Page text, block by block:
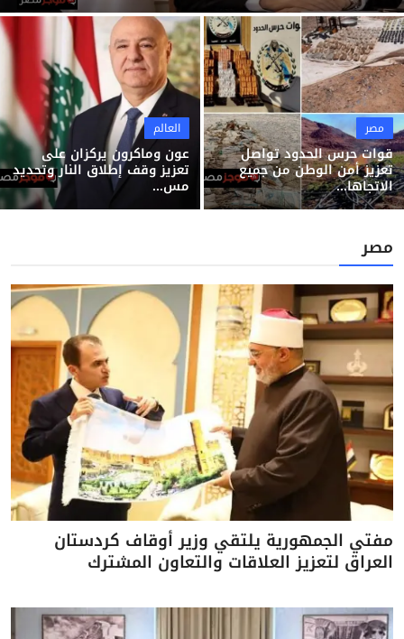
مصر
قوات حرس الحدود تواصل
تعزيز أمن الوطن من جميع
الاتجاها...
العالم
عون وماكرون يركزان على
تعزيز وقف إطلاق النار وتحديد
مس...
مصر
مفتي الجمهورية يلتقي وزير أوقاف كردستان
العراق لتعزيز العلاقات والتعاون المشترك